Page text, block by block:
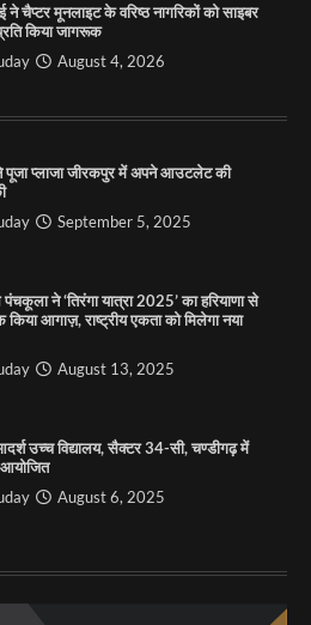
August 6, 2025
ने चैप्टर मूनलाइट के वरिष्ठ नागरिकों को साइबर
किया जागरूक
August 4, 2026
पूजा प्लाजा जीरकपुर में अपने आउटलेट की
September 5, 2025
ने ‘तिरंगा यात्रा 2025’ का हरियाणा से
किया आगाज़, राष्ट्रीय एकता को मिलेगा नया
August 13, 2025
उच्च विद्यालय, सैक्टर 34-सी, चण्डीगढ़ में
August 6, 2025